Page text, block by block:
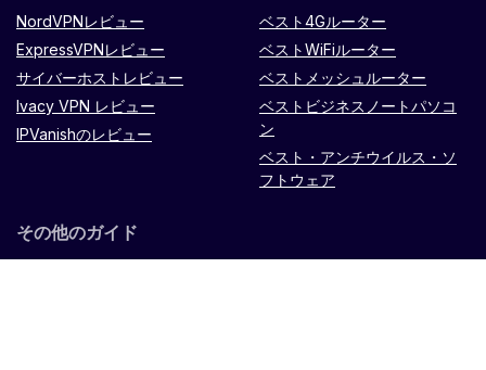
NordVPNレビュー
ExpressVPNレビュー
サイバーホストレビュー
Ivacy VPN レビュー
IPVanishのレビュー
ベスト4Gルーター
ベストWiFiルーター
ベストメッシュルーター
ベストビジネスノートパソコ
ン
ベスト・アンチウイルス・ソ
フトウェア
その他のガイド